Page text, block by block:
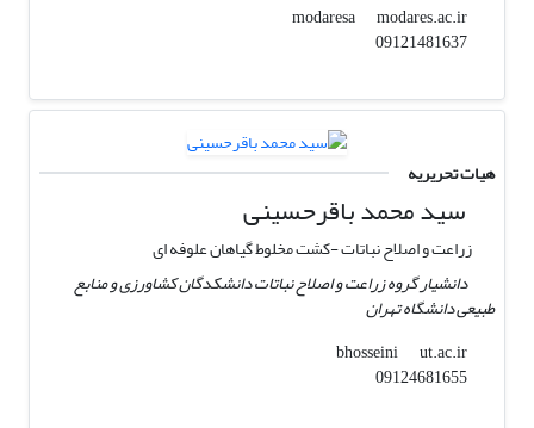
modaresa
modares.ac.ir
09121481637
هیات تحریریه
سید محمد باقرحسینی
زراعت و اصلاح نباتات -کشت مخلوط گیاهان علوفه ای
دانشیار گروه زراعت و اصلاح نباتات دانشکدگان کشاورزی و منابع
طبیعی دانشگاه تهران
bhosseini
ut.ac.ir
09124681655